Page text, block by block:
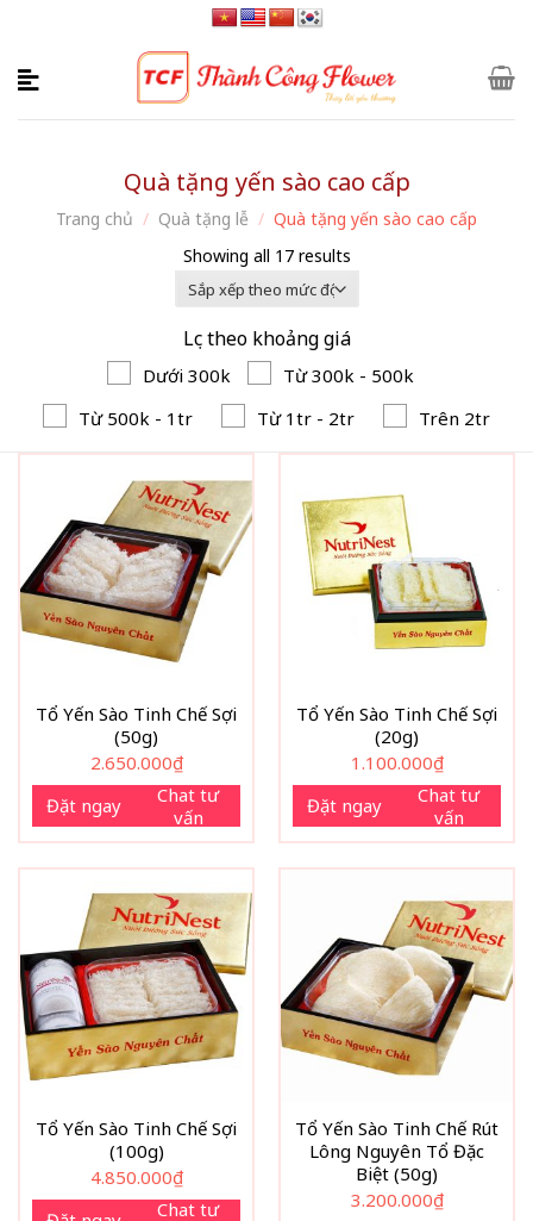
content
Quà tặng yến sào cao cấp
Trang chủ / Quà tặng lễ / Quà tặng yến sào cao cấp
Showing all 17 results
Lọc theo khoảng giá
Dưới 300k
Từ 300k - 500k
Từ 500k - 1tr
Từ 1tr - 2tr Trên 2tr
Tổ Yến Sào Tinh Chế Sợi
(50g)
2.650.000₫
Đặt ngay
Chat tư
vấn
Tổ Yến Sào Tinh Chế Sợi
(20g)
1.100.000₫
Đặt ngay
Chat tư
vấn
Tổ Yến Sào Tinh Chế Sợi
(100g)
4.850.000₫
Chat tư
Tổ Yến Sào Tinh Chế Rút
Lông Nguyên Tổ Đặc
Biệt (50g)
3.200.000₫